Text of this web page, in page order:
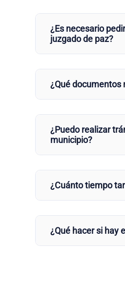
¿Es necesario
juzgado de paz?
¿Qué documentos
¿Puedo realizar
municipio?
¿Cuánto tiempo
¿Qué hacer si hay